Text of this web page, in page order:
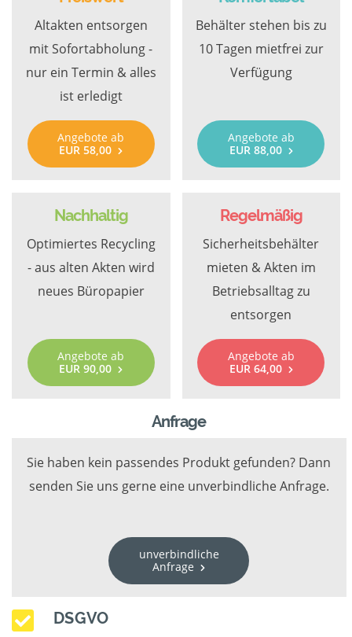
Altakten entsorgen
mit Sofortabholung -
nur ein Termin & alles
ist erledigt
Angebote ab
EUR 58,00
Behälter stehen bis zu
10 Tagen mietfrei zur
Verfügung
Angebote ab
EUR 88,00
Nachhaltig
Optimiertes Recycling
- aus alten Akten wird
neues Büropapier
Angebote ab
EUR 90,00
Regelmäßig
Sicherheitsbehälter
mieten & Akten im
Betriebsalltag zu
entsorgen
Angebote ab
EUR 64,00
Anfrage
Sie haben kein passendes Produkt gefunden? Dann
senden Sie uns gerne eine unverbindliche Anfrage.
unverbindliche
Anfrage
DSGVO